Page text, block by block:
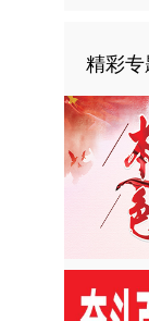
精彩专